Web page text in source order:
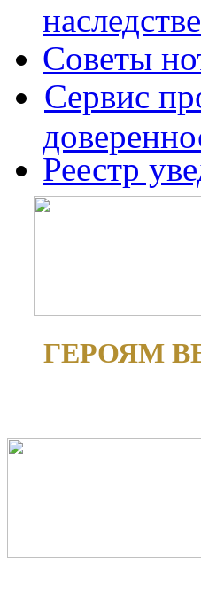
Советы
Сервис
Реестр
ГЕРОЯМ